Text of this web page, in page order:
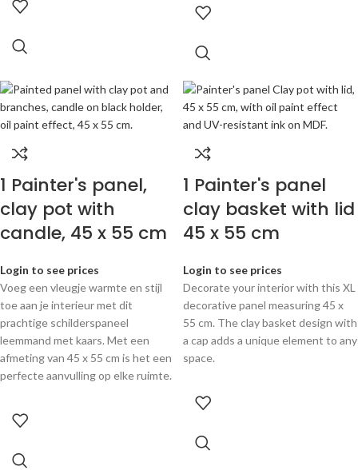
1 Painter's panel,
clay pot with
candle, 45 x 55 cm
Login to see prices
Voeg een vleugje warmte en stijl
toe aan je interieur met dit
prachtige schilderspaneel
leemmand met kaars. Met een
afmeting van 45 x 55 cm is het een
perfecte aanvulling op elke ruimte.
1 Painter's panel
clay basket with lid
45 x 55 cm
Login to see prices
Decorate your interior with this XL
decorative panel measuring 45 x
55 cm. The clay basket design with
a cap adds a unique element to any
space.